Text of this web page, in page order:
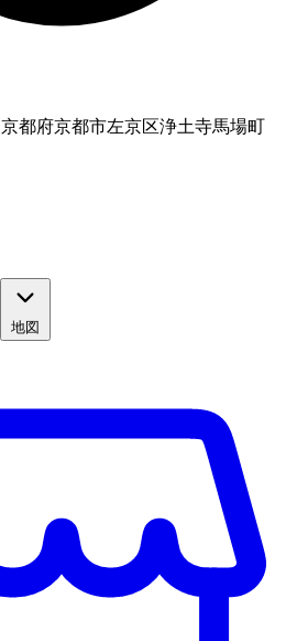
京都府京都市左京区浄土寺馬場町
地図